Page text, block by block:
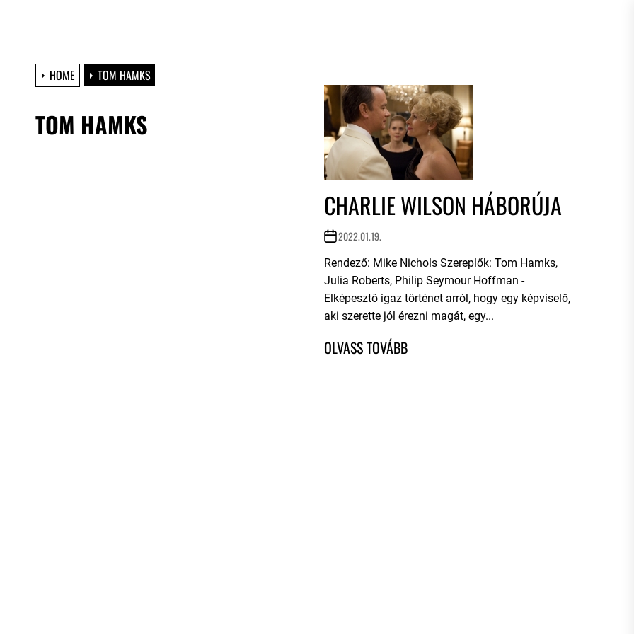
HOME TOM HAMKS
TOM HAMKS
CHARLIE WILSON HÁBORÚJA
2022.01.19.
Rendező: Mike Nichols Szereplők: Tom Hamks,
Julia Roberts, Philip Seymour Hoffman -
Elképesztő igaz történet arról, hogy egy képviselő,
aki szerette jól érezni magát, egy...